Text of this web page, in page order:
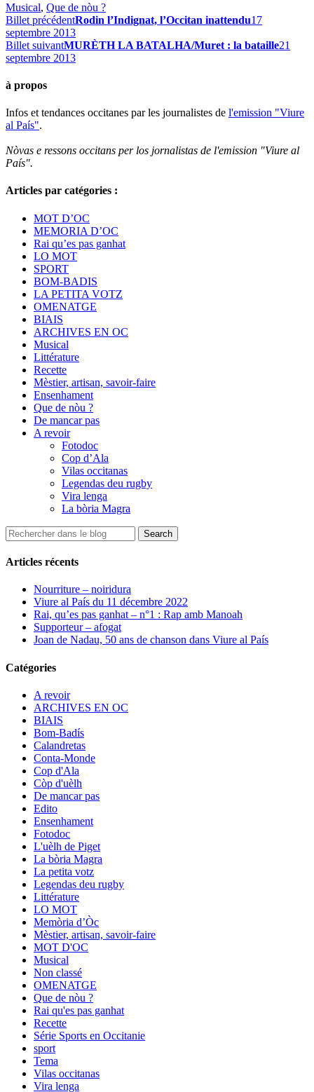
Musical, Que de nòu ?
Billet précédentRodin l’Indignat, l’Occitan inattendu17
septembre 2013
Billet suivantMURÈTH LA BATALHA/Muret : la bataille21
septembre 2013
à propos
Infos et tendances occitanes par les journalistes de l'emission "Viure
al País".
Nòvas e ressons occitans per los jornalistas de l'emission "Viure al
País".
Articles par catégories :
MOT D’OC
MEMORIA D’OC
Rai qu’es pas ganhat
LO MOT
SPORT
BOM-BADIS
LA PETITA VOTZ
OMENATGE
BIAIS
ARCHIVES EN OC
Musical
Littérature
Recette
Mèstier, artisan, savoir-faire
Ensenhament
Que de nòu ?
De mancar pas
A revoir
Fotodoc
Cop d’Ala
Vilas occitanas
Legendas deu rugby
Vira lenga
La bòria Magra
Articles récents
Nourriture – noiridura
Viure al País du 11 décembre 2022
Rai, qu’es pas ganhat – n°1 : Rap amb Manoah
Supporteur – afogat
Joan de Nadau, 50 ans de chanson dans Viure al País
Catégories
A revoir
ARCHIVES EN OC
BIAIS
Bom-Badís
Calandretas
Conta-Monde
Cop d'Ala
Còp d'uèlh
De mancar pas
Edito
Ensenhament
Fotodoc
L'uèlh de Piget
La bòria Magra
La petita votz
Legendas deu rugby
Littérature
LO MOT
Memòria d’Òc
Mèstier, artisan, savoir-faire
MOT D'OC
Musical
Non classé
OMENATGE
Que de nòu ?
Rai qu'es pas ganhat
Recette
Série Sports en Occitanie
sport
Tema
Vilas occitanas
Vira lenga